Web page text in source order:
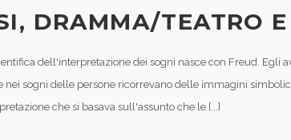
DRAMMA/TEATRO
dell'interpretazione dei sogni nasce con Freud. Egli
nei sogni delle persone ricorrevano delle immagini
che si basava sull'assunto che le [...]